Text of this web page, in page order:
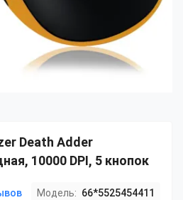
Death Adder
10000 DPI, 5 кнопок
Модель: 66*5525454411